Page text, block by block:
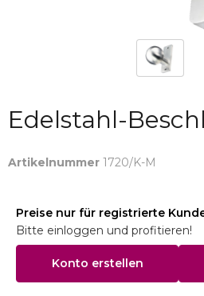
Edelstahl-
Artikelnummer 1720/K-M
Preise nur für registrierte
Bitte einloggen und profitieren!
Konto erstellen